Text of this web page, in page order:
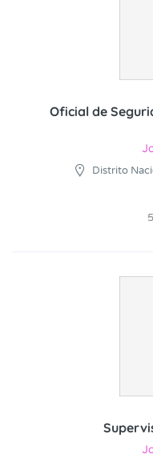
Oficial de
Distrito